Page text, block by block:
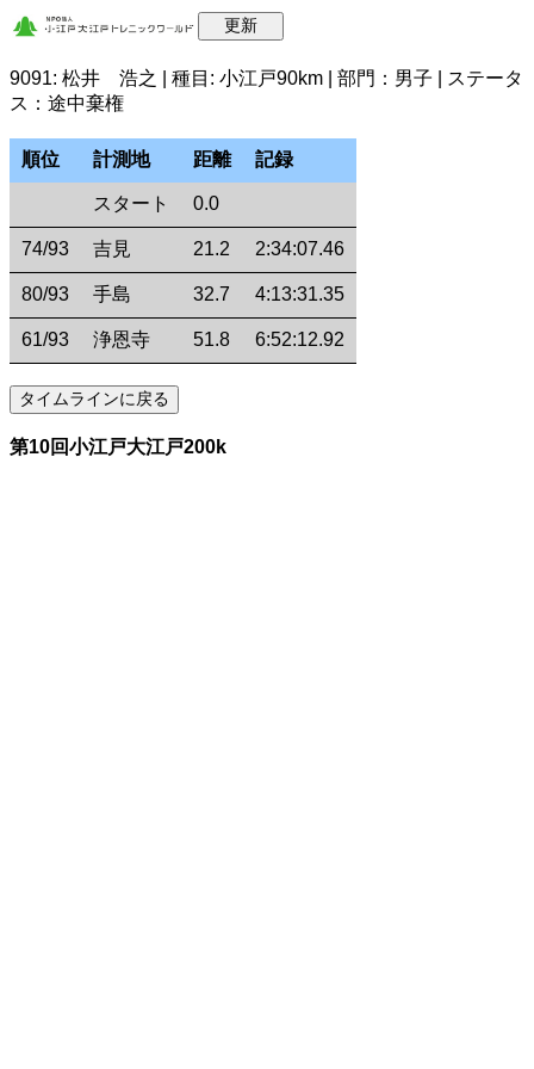
9091: 松井 浩之 | 種目: 小江戸90km | 部門：男子 | ステータ
ス：途中棄権
順位 計測地 距離 記録
スタート 0.0
74/93 吉見 21.2 2:34:07.46
80/93 手島 32.7 4:13:31.35
61/93 浄恩寺 51.8 6:52:12.92
第10回小江戸大江戸200k